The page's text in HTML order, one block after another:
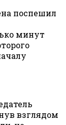
поспешил
минут
взглядом